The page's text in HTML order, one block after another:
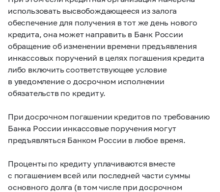
использовать высвобождающееся из залога
обеспечение для получения в тот же день нового
кредита, она может направить в Банк России
обращение об изменении времени предъявления
инкассовых поручений в целях погашения кредита
либо включить соответствующее условие
в уведомление о досрочном исполнении
обязательств по кредиту.
При досрочном погашении кредитов по требованию
Банка России инкассовые поручения могут
предъявляться Банком России в любое время.
Проценты по кредиту уплачиваются вместе
с погашением всей или последней части суммы
основного долга (в том числе при досрочном